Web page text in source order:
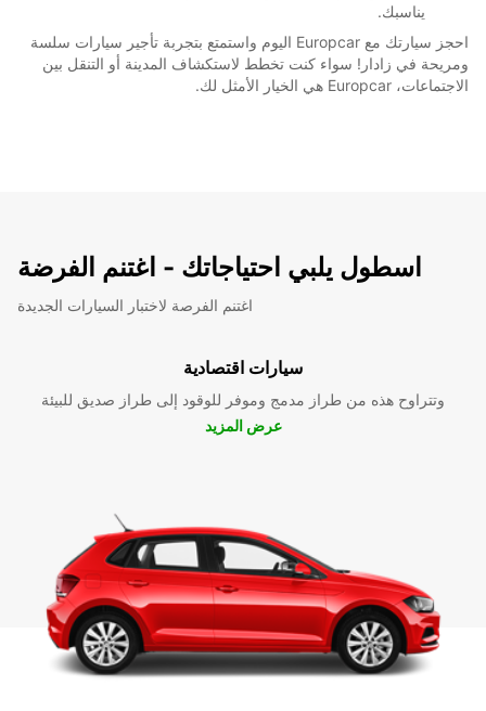
يناسبك.
احجز سيارتك مع Europcar اليوم واستمتع بتجربة تأجير سيارات سلسة
ومريحة في زادار! سواء كنت تخطط لاستكشاف المدينة أو التنقل بين
الاجتماعات، Europcar هي الخيار الأمثل لك.
اسطول يلبي احتياجاتك - اغتنم الفرضة
اغتنم الفرصة لاختبار السيارات الجديدة
سيارات اقتصادية
وتتراوح هذه من طراز مدمج وموفر للوقود إلى طراز صديق للبيئة
عرض المزيد